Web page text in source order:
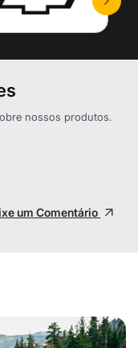
nossos produtos.
um Comentário